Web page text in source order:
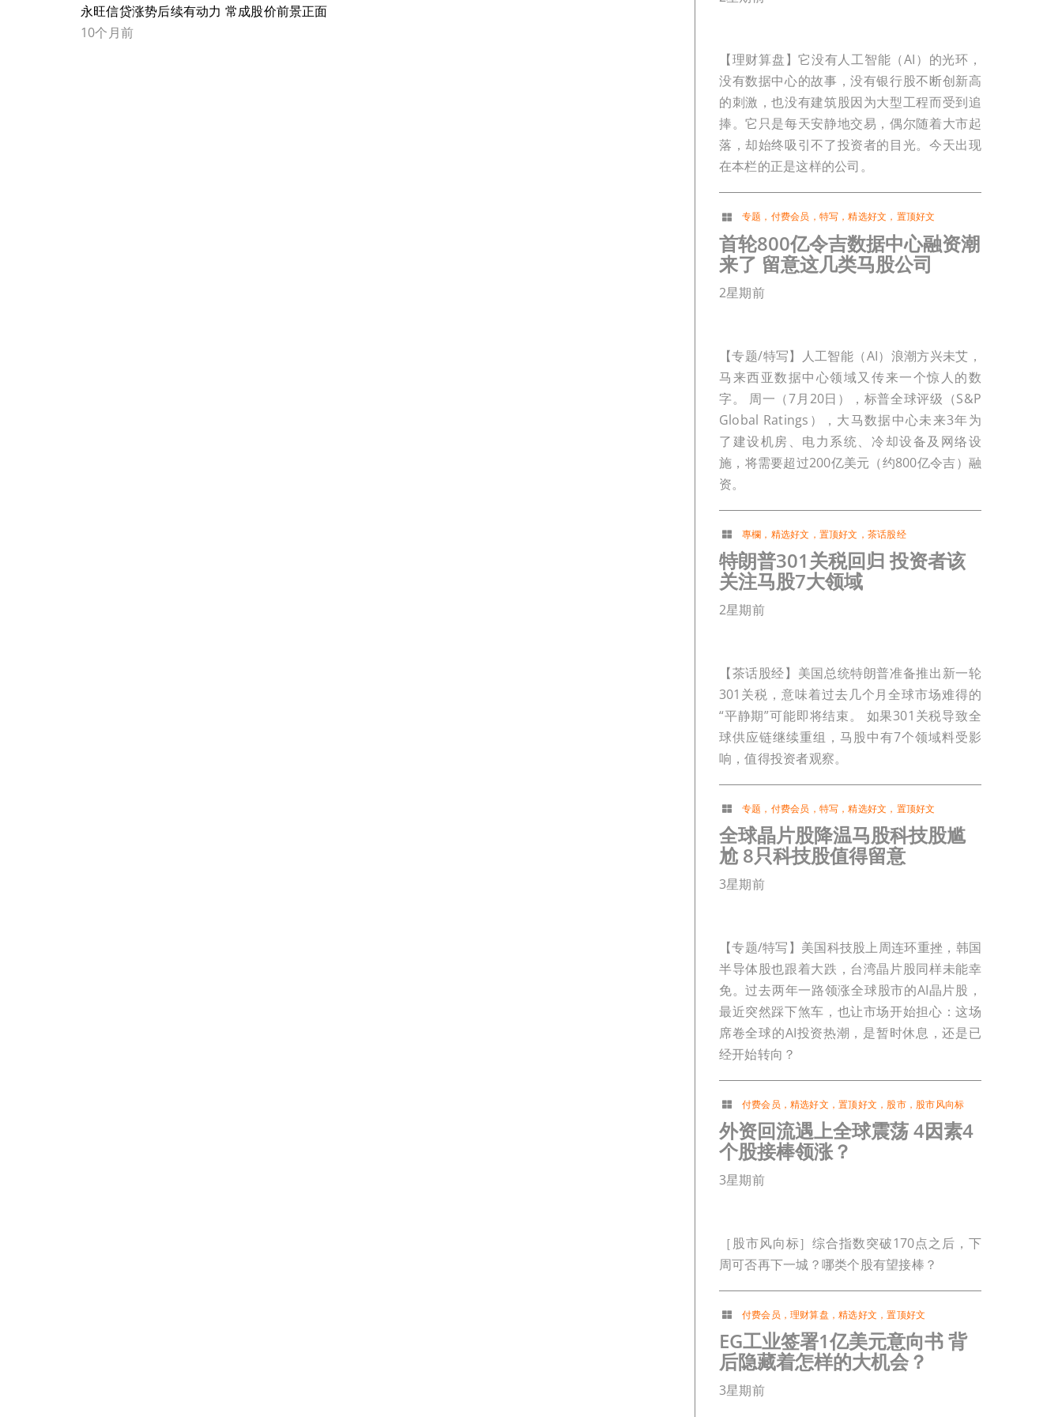
永旺信贷涨势后续有动力 常成股价前景正面
10个月前
【理财算盘】它没有人工智能（AI）的光环，
没有数据中心的故事，没有银行股不断创新高
的刺激，也没有建筑股因为大型工程而受到追
捧。它只是每天安静地交易，偶尔随着大市起
落，却始终吸引不了投资者的目光。今天出现
在本栏的正是这样的公司。
专题 ， 付费会员 ， 特写 ，精选好文 ， 置顶好文
首轮800亿令吉数据中心融资潮
来了 留意这几类马股公司
2星期前
【专题/特写】人工智能（AI）浪潮方兴未艾，
马来西亚数据中心领域又传来一个惊人的数
字。 周一（7月20日），标普全球评级（S&P
Global Ratings），大马数据中心未来3年为
了建设机房、电力系统、冷却设备及网络设
施，将需要超过200亿美元（约800亿令吉）融
资。
專欄 ， 精选好文 ， 置顶好文 ， 茶话股经
特朗普301关税回归 投资者该
关注马股7大领域
2星期前
【茶话股经】美国总统特朗普准备推出新一轮
301关税，意味着过去几个月全球市场难得的
“平静期”可能即将结束。 如果301关税导致全
球供应链继续重组，马股中有7个领域料受影
响，值得投资者观察。
专题 ， 付费会员 ， 特写 ，精选好文 ， 置顶好文
全球晶片股降温马股科技股尴
尬 8只科技股值得留意
3星期前
【专题/特写】美国科技股上周连环重挫，韩国
半导体股也跟着大跌，台湾晶片股同样未能幸
免。过去两年一路领涨全球股市的AI晶片股，
最近突然踩下煞车，也让市场开始担心：这场
席卷全球的AI投资热潮，是暂时休息，还是已
经开始转向？
付费会员 ，精选好文 ，置顶好文 ， 股市， 股市风向标
外资回流遇上全球震荡 4因素4
个股接棒领涨？
3星期前
［股市风向标］综合指数突破170点之后，下
周可否再下一城？哪类个股有望接棒？
付费会员 ，理财算盘 ，精选好文 ，置顶好文
EG工业签署1亿美元意向书 背
后隐藏着怎样的大机会？
3星期前